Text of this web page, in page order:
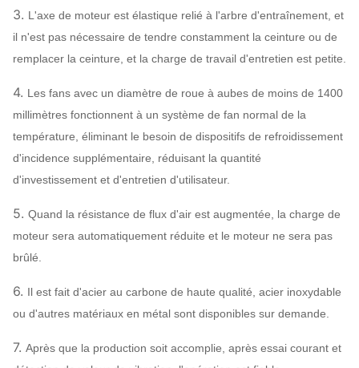
11.2D 960|1450 1667 |4345 23561
16D 730|960 1971 |3884 52234
3. L'axe de moteur est élastique relié à l'arbre d'entraînement, et
il n'est pas nécessaire de tendre constamment la ceinture ou de
remplacer la ceinture, et la charge de travail d'entretien est petite.
4. Les fans avec un diamètre de roue à aubes de moins de 1400
millimètres fonctionnent à un système de fan normal de la
température, éliminant le besoin de dispositifs de refroidissement
d'incidence supplémentaire, réduisant la quantité
d'investissement et d'entretien d'utilisateur.
5. Quand la résistance de flux d'air est augmentée, la charge de
moteur sera automatiquement réduite et le moteur ne sera pas
brûlé.
6. Il est fait d'acier au carbone de haute qualité, acier inoxydable
ou d'autres matériaux en métal sont disponibles sur demande.
7. Après que la production soit accomplie, après essai courant et